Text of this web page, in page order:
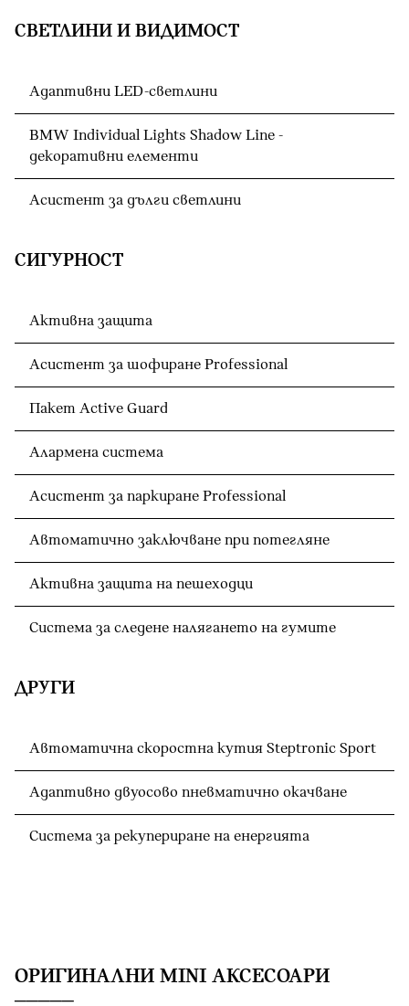
СВЕТЛИНИ И ВИДИМОСТ
Адаптивни LED-светлини
BMW Individual Lights Shadow Line -
декоративни елементи
Асистент за дълги светлини
СИГУРНОСТ
Активна защита
Асистент за шофиране Professional
Пакет Active Guard
Алармена система
Асистент за паркиране Professional
Автоматично заключване при потегляне
Активна защита на пешеходци
Система за следене налягането на гумите
ДРУГИ
Автоматична скоростна кутия Steptronic Sport
Адаптивно двуосово пневматично окачване
Система за рекупериране на енергията
OРИГИНАЛНИ MINI АКСЕСОАРИ